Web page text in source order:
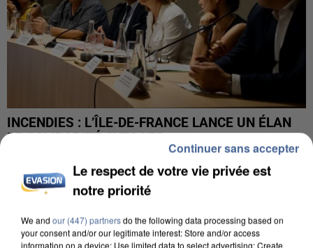
INCENDIES : L’ÎLE-DE-FRANCE LANCE UN ÉLAN
DE SOLIDARITÉ AVEC LES...
Le respect de votre vie privée est
notre priorité
We and our (447) partnersdo the following data processing based on
your consent and/or our legitimate interest: Store and/or access
information on a device; Use limited data to select advertising; Create
Continuer sans accepter